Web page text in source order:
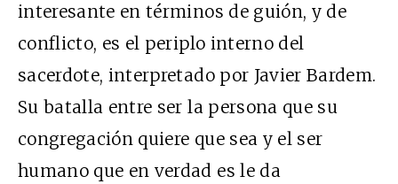
interesante en términos de guión, y de
conflicto, es el periplo interno del
sacerdote, interpretado por Javier Bardem.
Su batalla entre ser la persona que su
congregación quiere que sea y el ser
humano que en verdad es le da